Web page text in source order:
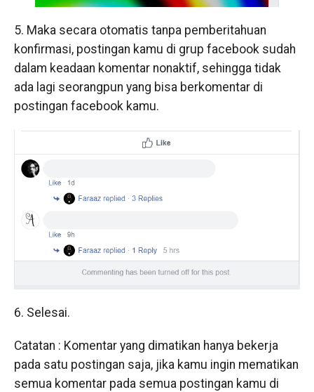
5. Maka secara otomatis tanpa pemberitahuan
konfirmasi, postingan kamu di grup facebook sudah
dalam keadaan komentar nonaktif, sehingga tidak
ada lagi seorangpun yang bisa berkomentar di
postingan facebook kamu.
6. Selesai.
Catatan : Komentar yang dimatikan hanya bekerja
pada satu postingan saja, jika kamu ingin mematikan
semua komentar pada semua postingan kamu di